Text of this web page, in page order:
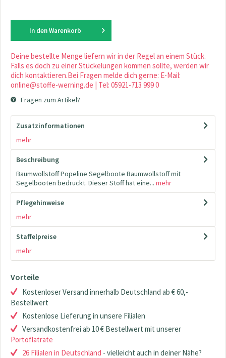
In den Warenkorb
Deine bestellte Menge liefern wir in der Regel an einem Stück.
Falls es doch zu einer Stückelungen kommen sollte, werden wir
dich kontaktieren.Bei Fragen melde dich gerne: E-Mail:
online@stoffe-werning.de | Tel: 05921-713 999 0
Fragen zum Artikel?
Zusatzinformationen
mehr
Beschreibung
Baumwollstoff Popeline Segelboote Baumwollstoff mit
Segelbooten bedruckt. Dieser Stoff hat eine... mehr
Pflegehinweise
mehr
Staffelpreise
mehr
Vorteile
Kostenloser Versand innerhalb Deutschland ab € 60,-
Bestellwert
Kostenlose Lieferung in unsere Filialen
Versandkostenfrei ab 10 € Bestellwert mit unserer
Portoflatrate
26 Filialen in Deutschland - vielleicht auch in deiner Nähe?